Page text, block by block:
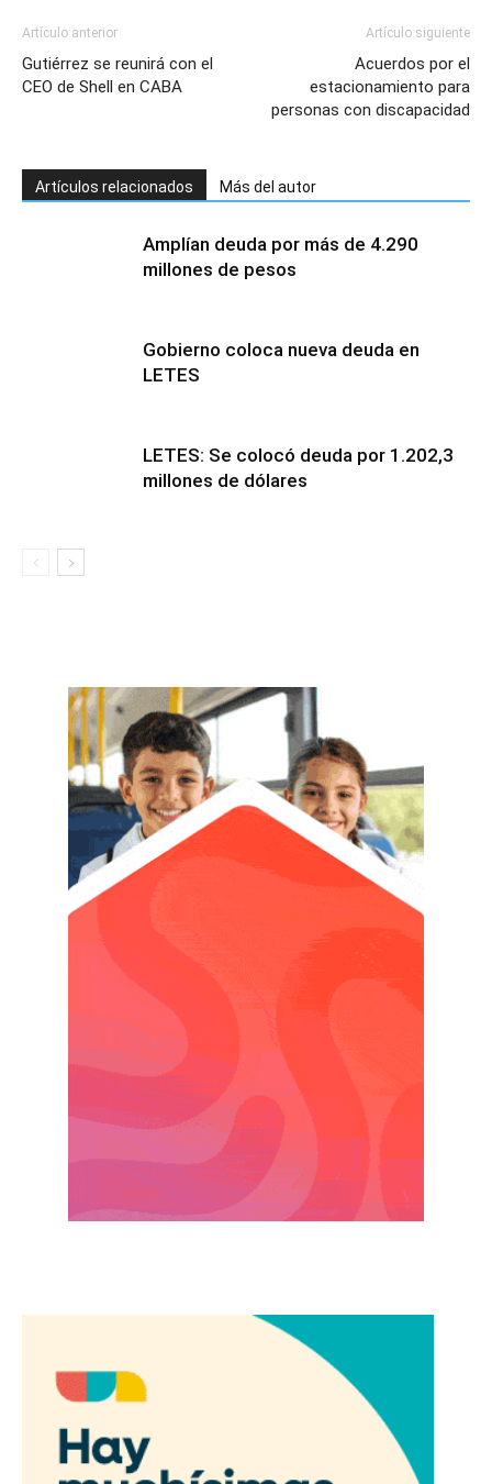
Artículo anterior
Gutiérrez se reunirá con el
CEO de Shell en CABA
Artículo siguiente
Acuerdos por el
estacionamiento para
personas con discapacidad
Artículos relacionados Más del autor
Amplían deuda por más de 4.290
millones de pesos
Gobierno coloca nueva deuda en
LETES
LETES: Se colocó deuda por 1.202,3
millones de dólares